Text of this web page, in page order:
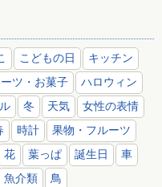
こどもの日
キッチン
ツ・お菓子
ハロウィン
冬 天気
女性の表情
時計
果物・フルーツ
花 葉っぱ 誕生日
車
魚介類 鳥